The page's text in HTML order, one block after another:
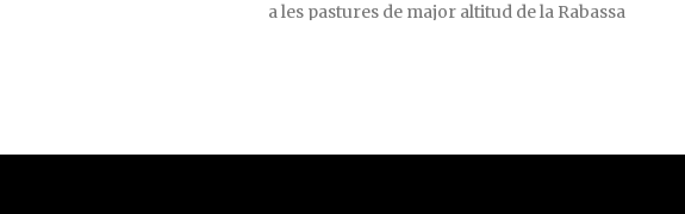
a les pastures de major altitud de la Rabassa